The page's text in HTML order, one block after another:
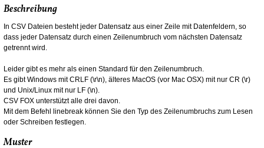
Beschreibung
In CSV Dateien besteht jeder Datensatz aus einer Zeile mit Datenfeldern, so
dass jeder Datensatz durch einen Zeilenumbruch vom nächsten Datensatz
getrennt wird.
Leider gibt es mehr als einen Standard für den Zeilenumbruch.
Es gibt Windows mit CRLF (\r\n), älteres MacOS (vor Mac OSX) mit nur CR (\r)
und Unix/Linux mit nur LF (\n).
CSV FOX unterstützt alle drei davon.
Mit dem Befehl linebreak können Sie den Typ des Zeilenumbruchs zum Lesen
oder Schreiben festlegen.
Muster